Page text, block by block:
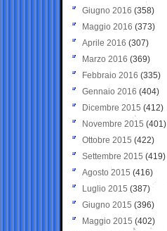
Giugno 2016 (358)
Maggio 2016 (373)
Aprile 2016 (307)
Marzo 2016 (369)
Febbraio 2016 (335)
Gennaio 2016 (404)
Dicembre 2015 (412)
Novembre 2015 (401)
Ottobre 2015 (422)
Settembre 2015 (419)
Agosto 2015 (416)
Luglio 2015 (387)
Giugno 2015 (396)
Maggio 2015 (402)